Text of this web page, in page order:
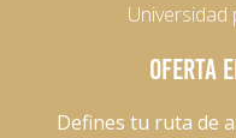
Universidad
OFERTA
Defines tu ruta de